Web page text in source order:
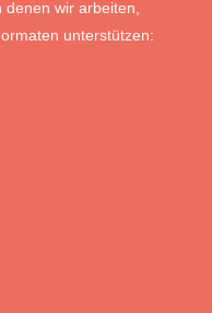
wir arbeiten,
unterstützen: